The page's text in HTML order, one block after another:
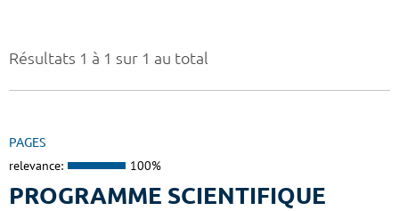
Résultats 1 à 1 sur 1 au total
PAGES
relevance: 100%
PROGRAMME SCIENTIFIQUE